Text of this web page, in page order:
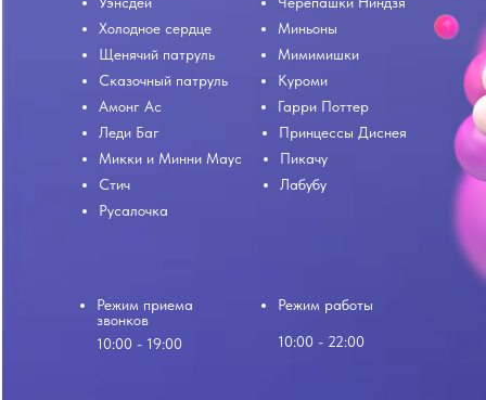
Холодное сердце
Щенячий патруль
Сказочный патруль
Амонг Ас
Стич
Миньоны
Мимимишки
Куроми
Гарри Поттер
Русалочка
Лабубу
Принцессы Диснея
Леди Баг
Микки и Минни Маус
Режим приема
звонков
10:00 - 19:00
Режим работы
10:00 - 22:00
Пикачу